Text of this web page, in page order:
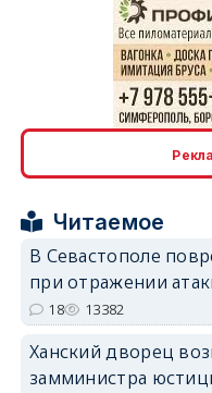
Читаемое
В Севастополе
при отражении
18 13382
Ханский дворец
замминистра